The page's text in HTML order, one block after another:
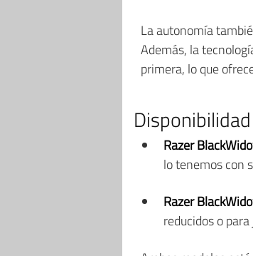
La autonomía
Además, la
primera, lo que
Razer
lo tenemos con
Razer
reducidos o